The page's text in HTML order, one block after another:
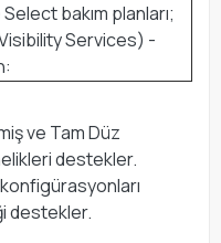
bakım planları;
Services) -
ve Tam Düz
destekler.
destekler.